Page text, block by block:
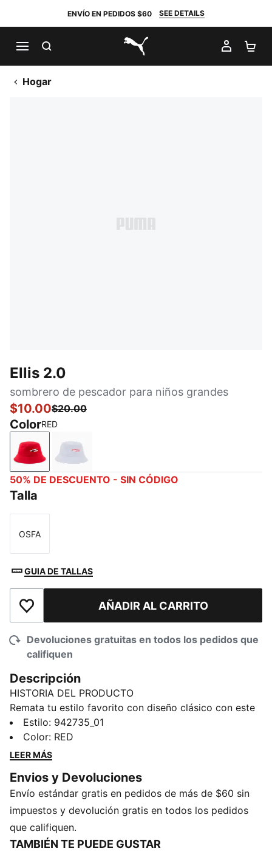
ENVÍO EN PEDIDOS $60 SEE DETAILS
PUMA.com
MI
Hogar
Ellis 2.0
sombrero de pescador para niños grandes
$10.00$20.00
ColorRED
RED
LILAC
50% DE DESCUENTO - SIN CÓDIGO
Talla
Talla
OSFA
GUIA DE TALLAS
Añadir a la lista de deseosAÑADIR AL CARRITO
Devoluciones gratuitas en todos los pedidos que
califiquen
Descripción
HISTORIA DEL PRODUCTO
Remata tu estilo favorito con diseño clásico con este
sombrero de pescador, confeccionado en algodón 100
% que se ajusta cómodamente. Los detalles de la
marca PUMA añaden un toque extra de frescura a tu
sombrero atraerá todas las miradas.
DETALLES
100 % algodón
Unisex
Detalles de la marca PUMA
Estilo: 942735_01
Color: RED
LEER MÁS
Envios y Devoluciones
Envío estándar gratis en pedidos de más de $60 sin
impuestos y devolución gratis en todos los pedidos
que califiquen.
TAMBIÉN TE PUEDE GUSTAR